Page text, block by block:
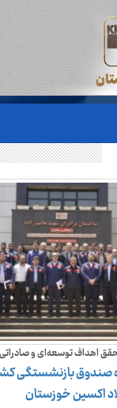
اهداف توسعه‌ای و
صندوق بازنشستگی
اکسین خوزستان